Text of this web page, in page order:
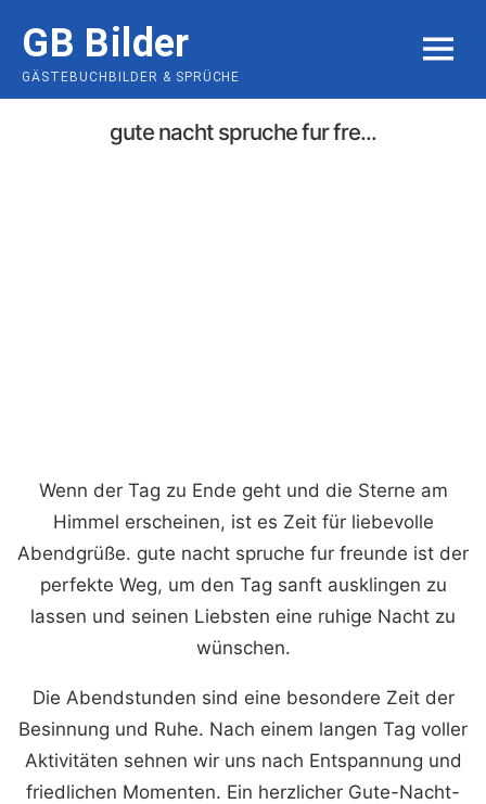
content
GB Bilder
GÄSTEBUCHBILDER & SPRÜCHE
MENU
gute nacht spruche fur fre...
Wenn der Tag zu Ende geht und die Sterne am
Himmel erscheinen, ist es Zeit für liebevolle
Abendgrüße. gute nacht spruche fur freunde ist der
perfekte Weg, um den Tag sanft ausklingen zu
lassen und seinen Liebsten eine ruhige Nacht zu
wünschen.
Die Abendstunden sind eine besondere Zeit der
Besinnung und Ruhe. Nach einem langen Tag voller
Aktivitäten sehnen wir uns nach Entspannung und
friedlichen Momenten. Ein herzlicher Gute-Nacht-